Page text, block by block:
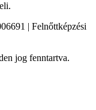
| Felnőttképzési
jog fenntartva.